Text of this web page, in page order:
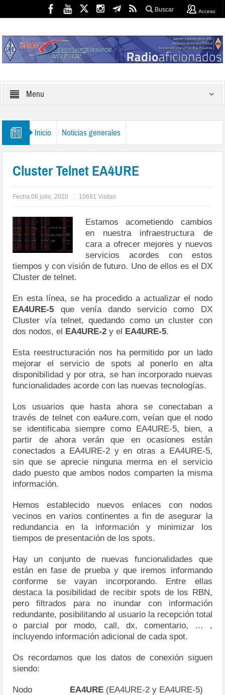
Buscar Acceso
Menu
Inicio Noticias generales
Cluster Telnet EA4URE
Fecha:06 julio, 2020 10691 Visitas
Estamos acometiendo cambios
en nuestra infraestructura de
cara a ofrecer mejores y nuevos
servicios acordes con estos
tiempos y con visión de futuro. Uno de ellos es el DX
Cluster de telnet.
En esta línea, se ha procedido a actualizar el nodo
EA4URE-5 que venía dando servicio como DX
Cluster vía telnet, quedando como un cluster con
dos nodos, el EA4URE-2 y el EA4URE-5.
Esta reestructuración nos ha permitido por un lado
mejorar el servicio de spots al ponerlo en alta
disponibilidad y por otra, se han incorporado nuevas
funcionalidades acorde con las nuevas tecnologías.
Los usuarios que hasta ahora se conectaban a
través de telnet con ea4ure.com, veían que el nodo
se identificaba siempre como EA4URE-5, bien, a
partir de ahora verán que en ocasiones están
conectados a EA4URE-2 y en otras a EA4URE-5,
sin que se aprecie ninguna merma en el servicio
dado puesto que ambos nodos comparten la misma
información.
Hemos establecido nuevos enlaces con nodos
vecinos en varios continentes a fin de asegurar la
redundancia en la información y minimizar los
tiempos de presentación de los spots.
Hay un conjunto de nuevas funcionalidades que
están en fase de prueba y que iremos informando
conforme se vayan incorporando. Entre ellas
destaca la posibilidad de recibir spots de los RBN,
pero filtrados para no inundar con información
redundante, posibilitando al usuario la recepción total
o parcial por modo, call, dx, comentario, … ,
incluyendo información adicional de cada spot.
Os recordamos que los datos de conexión siguen
siendo:
Nodo EA4URE (EA4URE-2 y EA4URE-5)